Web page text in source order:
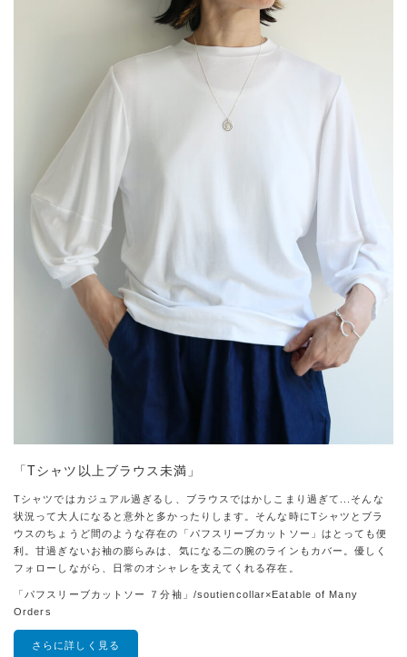
「Tシャツ以上ブラウス未満」
Tシャツではカジュアル過ぎるし、ブラウスではかしこまり過ぎて...そんな
状況って大人になると意外と多かったりします。そんな時にTシャツとブラ
ウスのちょうど間のような存在の「パフスリーブカットソー」はとっても便
利。甘過ぎないお袖の膨らみは、気になる二の腕のラインもカバー。優しく
フォローしながら、日常のオシャレを支えてくれる存在。
「パフスリーブカットソー ７分袖」/soutiencollar×Eatable of Many
Orders
さらに詳しく見る